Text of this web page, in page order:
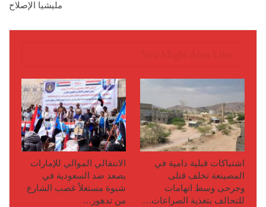
مليشيا الإصلاح
اشتباكات قبلية دامية في
المصينعة تخلف قتلى
وجرحى وسط اتهامات
للتحالف بتغذية الصراعات…
الانتقالي الموالي للإمارات
يصعد ضد السعودية في
شبوة مستغلاً غضب الشارع
من تدهور…